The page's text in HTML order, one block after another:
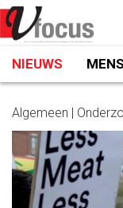
Spring
naar
inhoud
NIEUWS
Algemeen |